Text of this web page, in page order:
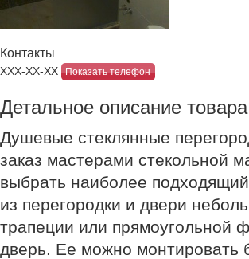
Контакты
ХХХ-ХХ-ХХ Показать телефон
Детальное описание товара
Душевые стеклянные
заказ мастерами стекольной
выбрать наиболее
из перегородки и двери
трапеции или прямоугольной
дверь. Ее можно монтировать